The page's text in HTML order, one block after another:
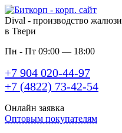
Dival - производство жалюзи
в Твери
Пн - Пт 09:00 — 18:00
+7 904 020-44-97
+7 (4822) 73-42-54
Онлайн заявка
Оптовым покупателям